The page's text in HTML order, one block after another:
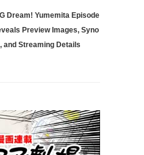
Dream! Yumemita Episode
Preview Images, Syno
and Streaming Details